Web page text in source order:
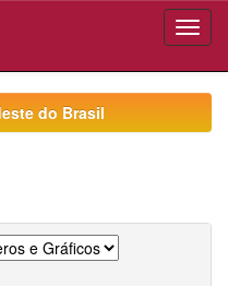
do Brasil